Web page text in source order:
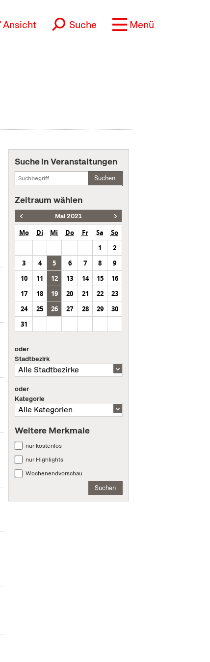
Ansicht Suche Menü
Suche in Veranstaltungen
Suchen
Zeitraum wählen
Mai 2021
Mo Di Mi Do Fr Sa
So
1
2
3
4 5 6 7 8
9
10
11 12 13 14 15
16
17
18 19 20 21 22
23
24
25 26 27 28 29
30
31
oder
Stadtbezirk
oder
Kategorie
Weitere Merkmale
nur kostenlos
nur Highlights
Wochenendvorschau
Suchen